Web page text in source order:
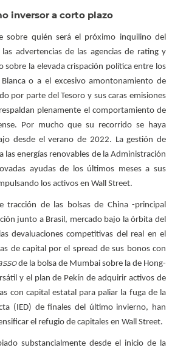
inversor a corto plazo
sobre quién será el próximo inquilino del
advertencias de las agencias de rating y
sobre la elevada crispación política entre los
o a el excesivo amontonamiento de
por parte del Tesoro y sus caras emisiones
plenamente el comportamiento de
Por mucho que su recorrido se haya
desde el verano de 2022. La gestión de
las energías renovables de la Administración
ayudas de los últimos meses a sus
los activos en Wall Street.
tracción de las bolsas de China -principal
junto a Brasil, mercado bajo la órbita del
devaluaciones competitivas del real en el
de capital por el spread de sus bonos con
de la bolsa de Mumbai sobre la de Hong-
y el plan de Pekín de adquirir activos de
con capital estatal para paliar la fuga de la
(IED) de finales del último invierno, han
el refugio de capitales en Wall Street.
substancialmente desde el inicio de la